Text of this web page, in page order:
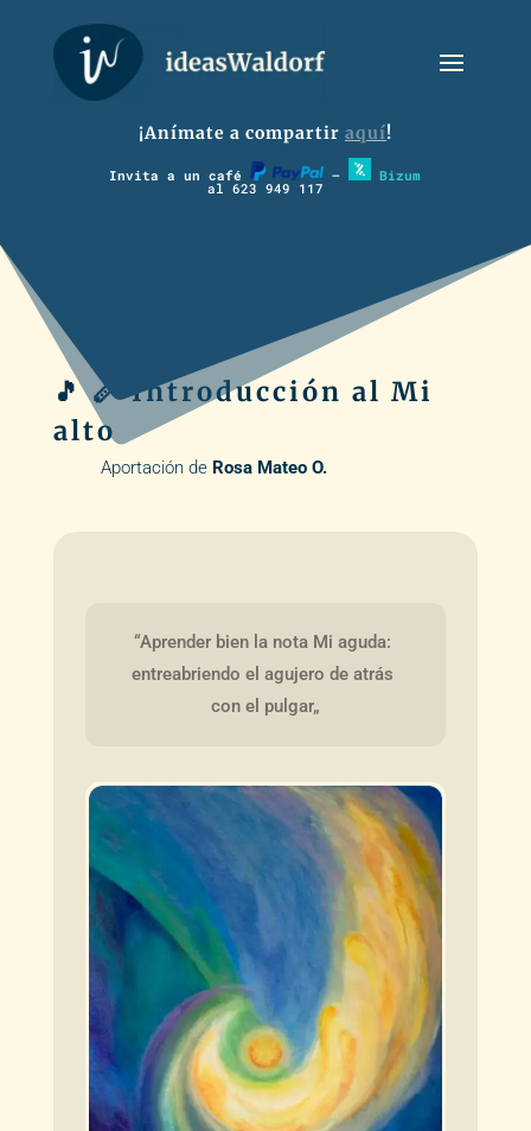
¡Anímate a compartir aquí!
Invita a un café – Bizum
al 623 949 117
🎵 🪈 Introducción al Mi
alto
Aportación de Rosa Mateo O.
“Aprender bien la nota Mi aguda:
entreabriendo el agujero de atrás
con el pulgar„